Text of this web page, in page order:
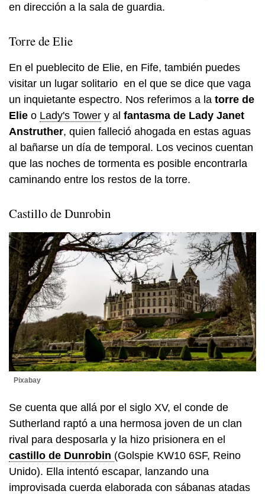
en dirección a la sala de guardia.
Torre de Elie
En el pueblecito de Elie, en Fife, también puedes
visitar un lugar solitario en el que se dice que vaga
un inquietante espectro. Nos referimos a la torre de
Elie o Lady's Tower y al fantasma de Lady Janet
Anstruther, quien falleció ahogada en estas aguas
al bañarse un día de temporal. Los vecinos cuentan
que las noches de tormenta es posible encontrarla
caminando entre los restos de la torre.
Castillo de Dunrobin
Pixabay
Se cuenta que allá por el siglo XV, el conde de
Sutherland raptó a una hermosa joven de un clan
rival para desposarla y la hizo prisionera en el
castillo de Dunrobin (Golspie KW10 6SF, Reino
Unido). Ella intentó escapar, lanzando una
improvisada cuerda elaborada con sábanas atadas